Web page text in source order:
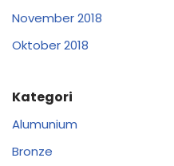
November 2018
Oktober 2018
Kategori
Alumunium
Bronze